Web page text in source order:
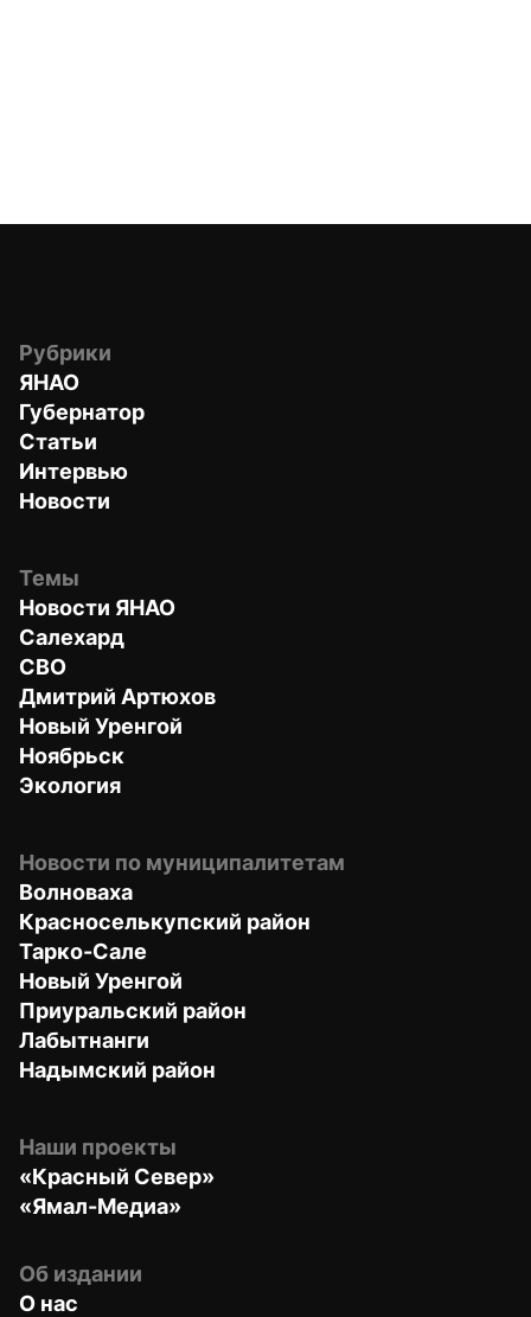
Рубрики
ЯНАО
Губернатор
Статьи
Интервью
Новости
Темы
Новости ЯНАО
Салехард
СВО
Дмитрий Артюхов
Новый Уренгой
Ноябрьск
Экология
Новости по муниципалитетам
Волноваха
Красноселькупский район
Тарко-Сале
Новый Уренгой
Приуральский район
Лабытнанги
Надымский район
Наши проекты
«Красный Север»
«Ямал-Медиа»
Об издании
О нас